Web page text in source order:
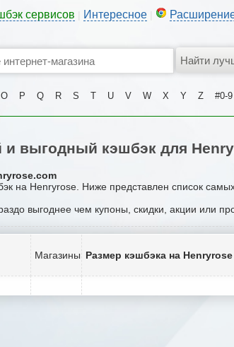
сервисов Интересное
O P Q R S T U V W X Y Z #0-9
выгодный кэшбэк для
на Henryrose. Ниже представлен список
выгоднее чем купоны, скидки, акции или
Магазины Размер кэшбэка на Henryrose